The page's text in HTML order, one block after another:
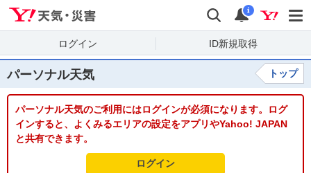
検索 通知
i
ログイン ID新規取得
パーソナル天気 トップ
パーソナル天気のご利用にはログインが必須になります。ログ
インすると、よくみるエリアの設定をアプリやYahoo! JAPAN
と共有できます。
ログイン